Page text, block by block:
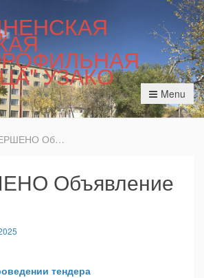
УЗАКО
Menu
Объявление №2
Объявление
тендера